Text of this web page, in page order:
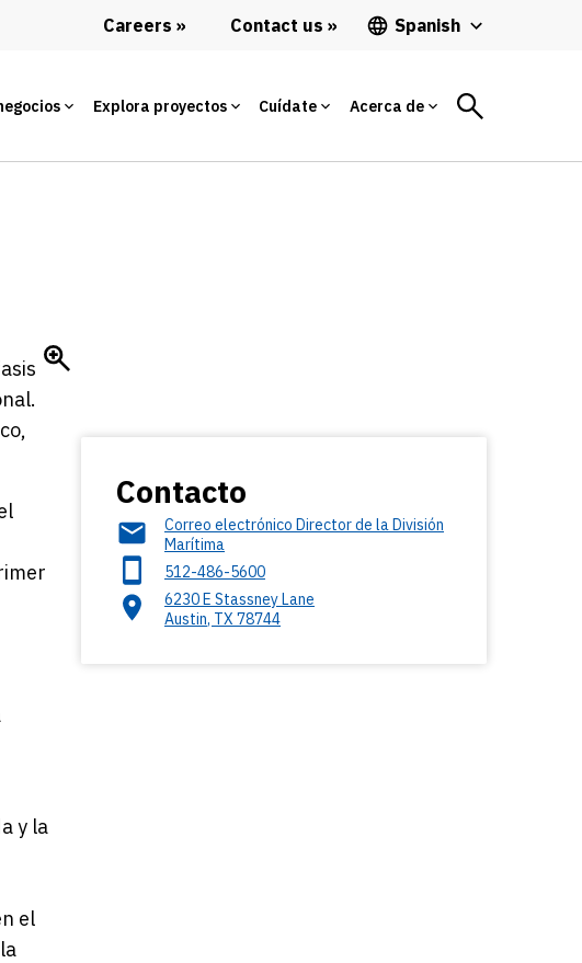
Careers Contact us Spanish
Explora proyectos Cuídate Acerca de
y la
el
Contacto
Correo electrónico Director de la División
Marítima
512-486-5600
6230 E Stassney Lane
Austin, TX 78744